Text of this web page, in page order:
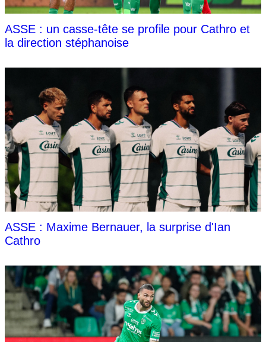
ASSE : un casse-tête se profile pour Cathro et
la direction stéphanoise
ASSE : Maxime Bernauer, la surprise d'Ian
Cathro